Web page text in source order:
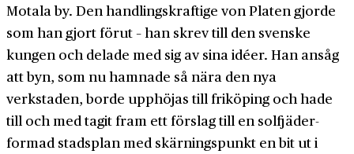
Motala by. Den handlings­kraftige von Platen gjorde
som han gjort förut – han skrev till den svenske
kungen och delade med sig av sina idéer. Han ansåg
att byn, som nu hamnade så nära den nya
verkstaden, borde upphöjas till friköping och hade
till och med tagit fram ett förslag till en solfjäder­
formad stadsplan med skärnings­punkt en bit ut i